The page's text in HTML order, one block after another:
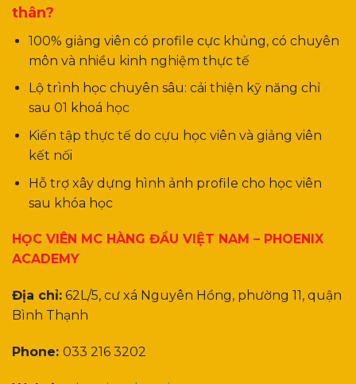
thân?
100% giảng viên có profile cực khủng, có chuyên
môn và nhiều kinh nghiệm thực tế
Lộ trình học chuyên sâu: cải thiện kỹ năng chỉ
sau 01 khoá học
Kiến tập thực tế do cựu học viên và giảng viên
kết nối
Hỗ trợ xây dựng hình ảnh profile cho học viên
sau khóa học
HỌC VIÊN MC HÀNG ĐẦU VIỆT NAM – PHOENIX
ACADEMY
Địa chỉ: 62L/5, cư xá Nguyên Hồng, phường 11, quận
Bình Thạnh
Phone: 033 216 3202